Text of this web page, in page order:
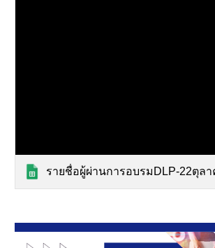
รายชื่อผู้ผ่านการอบรมDLP-22ตุลา